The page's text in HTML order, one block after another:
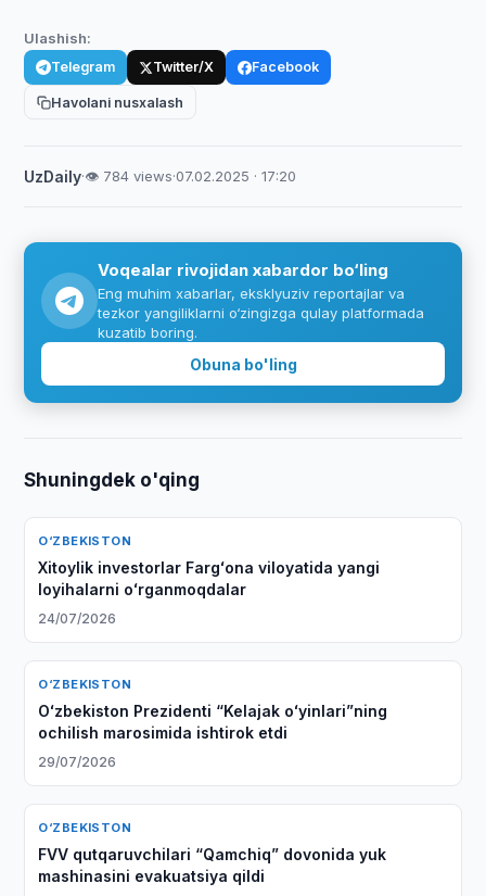
Ulashish:
Telegram Twitter/X Facebook
Havolani nusxalash
UzDaily·👁 784 views·07.02.2025 · 17:20
Voqealar rivojidan xabardor bo‘ling
Eng muhim xabarlar, eksklyuziv reportajlar va
tezkor yangiliklarni o‘zingizga qulay platformada
kuzatib boring.
Obuna bo'ling
Shuningdek o'qing
O‘ZBEKISTON
Xitoylik investorlar Fargʻona viloyatida yangi
loyihalarni oʻrganmoqdalar
24/07/2026
O‘ZBEKISTON
Oʻzbekiston Prezidenti “Kelajak oʻyinlari”ning
ochilish marosimida ishtirok etdi
29/07/2026
O‘ZBEKISTON
FVV qutqaruvchilari “Qamchiq” dovonida yuk
mashinasini evakuatsiya qildi